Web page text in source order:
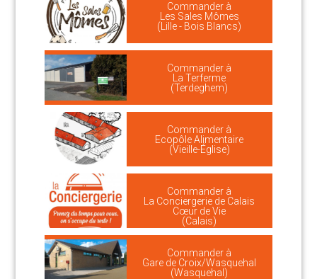
Commander à
Les Sales Mômes
(Lille - Bois Blancs)
Commander à
La Terferme
(Terdeghem)
Commander à
Ecopôle Alimentaire
(Vieille-Église)
Commander à
La Conciergerie de Calais
Cœur de Vie
(Calais)
Commander à
Gare de Croix/Wasquehal
(Wasquehal)